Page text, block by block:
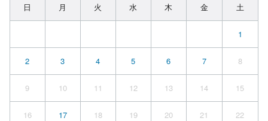
日 月 火 水 木 金 土
1
2 3 4 5 6 7 8
9 10 11 12 13 14 15
16 17 18 19 20 21 22